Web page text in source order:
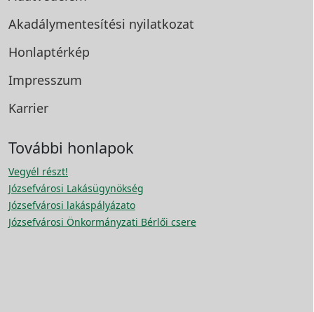
Akadálymentesítési nyilatkozat
Honlaptérkép
Impresszum
Karrier
További honlapok
Vegyél részt!
Józsefvárosi Lakásügynökség
Józsefvárosi lakáspályázato
Józsefvárosi Önkormányzati Bérlői csere